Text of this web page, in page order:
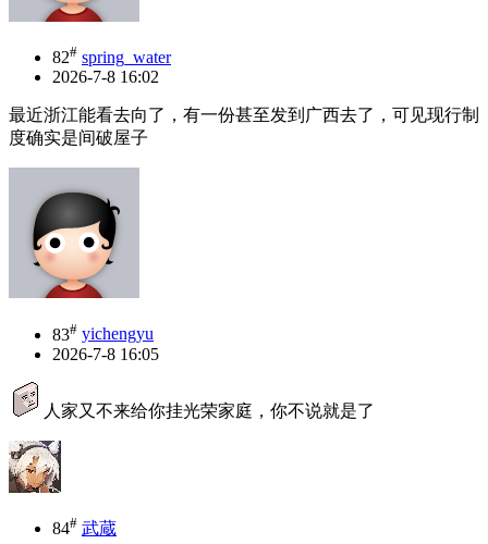
82# spring_water
2026-7-8 16:02
最近浙江能看去向了，有一份甚至发到广西去了，可见现行制
度确实是间破屋子
83# yichengyu
2026-7-8 16:05
人家又不来给你挂光荣家庭，你不说就是了
84# 武蔵